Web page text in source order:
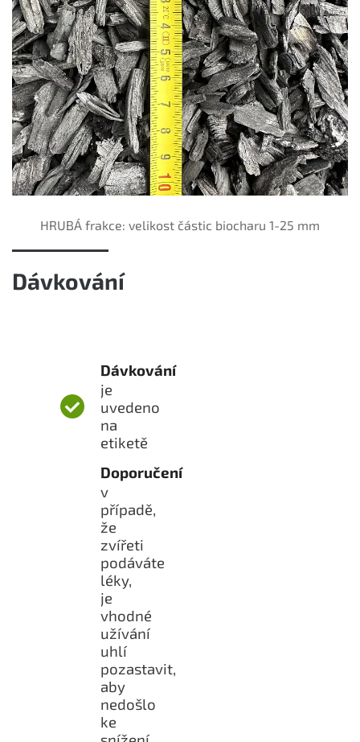
HRUBÁ frakce: velikost částic biocharu 1-25 mm
Dávkování
Dávkování
je
uvedeno
na
etiketě
Doporučení
v
případě,
že
zvířeti
podáváte
léky,
je
vhodné
užívání
uhlí
pozastavit,
aby
nedošlo
ke